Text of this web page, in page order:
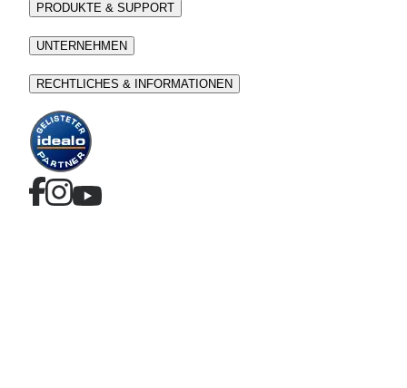
PRODUKTE & SUPPORT
UNTERNEHMEN
RECHTLICHES & INFORMATIONEN